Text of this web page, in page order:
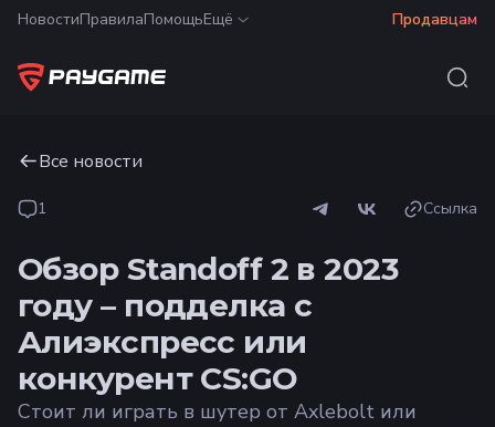
НовостиПравилаПомощьЕщё Продавцам
Все новости
1 Ссылка
Обзор Standoff 2 в 2023
году – подделка с
Алиэкспресс или
конкурент CS:GO
Стоит ли играть в шутер от Axlebolt или